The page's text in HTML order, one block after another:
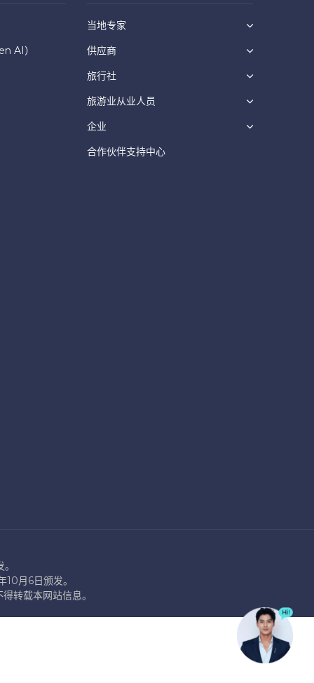
AI）
当地专家
供应商
旅行社
旅游业从业人员
企业
合作伙伴支持中心
月6日颁发。
转载本网站信息。